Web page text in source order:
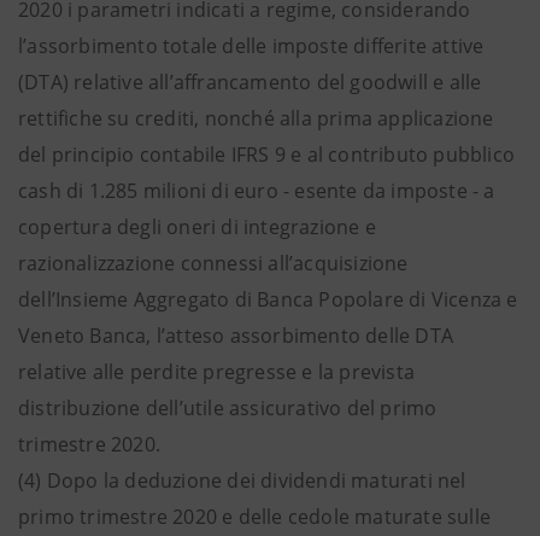
2020 i parametri indicati a regime, considerando
l’assorbimento totale delle imposte differite attive
(DTA) relative all’affrancamento del goodwill e alle
rettifiche su crediti, nonché alla prima applicazione
del principio contabile IFRS 9 e al contributo pubblico
cash di 1.285 milioni di euro - esente da imposte - a
copertura degli oneri di integrazione e
razionalizzazione connessi all’acquisizione
dell’Insieme Aggregato di Banca Popolare di Vicenza e
Veneto Banca, l’atteso assorbimento delle DTA
relative alle perdite pregresse e la prevista
distribuzione dell’utile assicurativo del primo
trimestre 2020.
(4) Dopo la deduzione dei dividendi maturati nel
primo trimestre 2020 e delle cedole maturate sulle